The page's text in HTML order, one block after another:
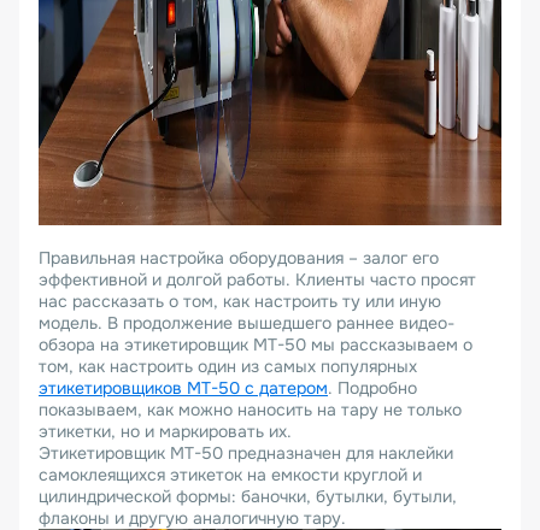
Правильная настройка оборудования – залог его
эффективной и долгой работы. Клиенты часто просят
нас рассказать о том, как настроить ту или иную
модель. В продолжение вышедшего раннее видео-
обзора на этикетировщик MT-50 мы рассказываем о
том, как настроить один из самых популярных
этикетировщиков MT-50 с датером. Подробно
показываем, как можно наносить на тару не только
этикетки, но и маркировать их.
Этикетировщик MT-50 предназначен для наклейки
самоклеящихся этикеток на емкости круглой и
цилиндрической формы: баночки, бутылки, бутыли,
флаконы и другую аналогичную тару.